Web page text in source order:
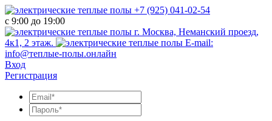
+7 (925) 041-02-54
с 9:00 до 19:00
г. Москва, Неманский проезд,
4к1, 2 этаж.
E-mail:
info@теплые-полы.онлайн
Вход
Регистрация